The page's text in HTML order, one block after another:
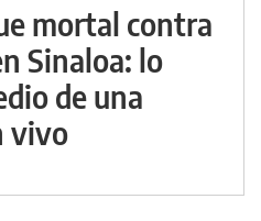
mortal contra
Sinaloa: lo
de una
vivo